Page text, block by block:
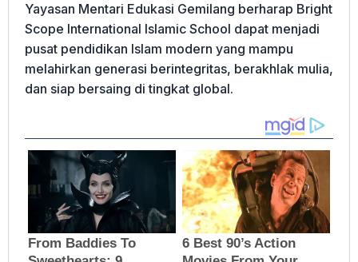
Yayasan Mentari Edukasi Gemilang berharap Bright
Scope International Islamic School dapat menjadi
pusat pendidikan Islam modern yang mampu
melahirkan generasi berintegritas, berakhlak mulia,
dan siap bersaing di tingkat global.